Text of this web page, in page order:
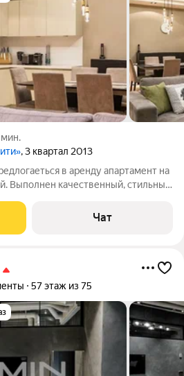
мин.
, 3 квартал 2013
в аренду апартамент на
Выполнен качественный, стильный,
кухней, спальню с гардеробной
Чат
57 этаж из 75